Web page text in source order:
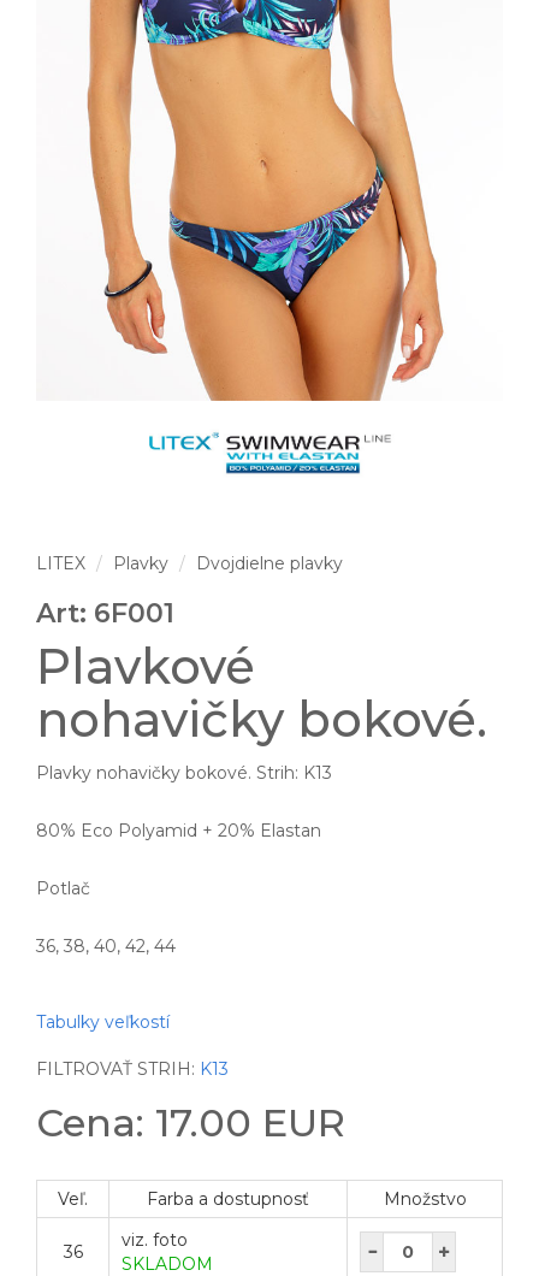
LITEX Plavky Dvojdielne plavky
Art: 6F001
Plavkové
nohavičky bokové.
Plavky nohavičky bokové. Strih: K13
80% Eco Polyamid + 20% Elastan
Potlač
36, 38, 40, 42, 44
Tabulky veľkostí
FILTROVAŤ STRIH: K13
Cena: 17.00 EUR
Veľ. Farba a dostupnosť Množstvo
36
viz. foto
SKLADOM